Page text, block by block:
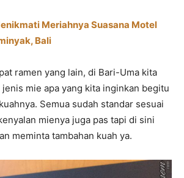
Meriahnya Suasana Motel
Bali
ramen yang lain, di Bari-Uma kita
mie apa yang kita inginkan begitu
Semua sudah standar sesuai
mienya juga pas tapi di sini
meminta tambahan kuah ya.